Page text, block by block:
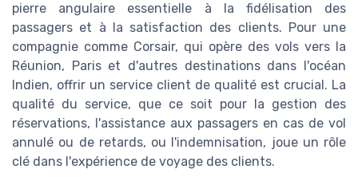
pierre angulaire essentielle à la fidélisation des
passagers et à la satisfaction des clients. Pour une
compagnie comme Corsair, qui opère des vols vers la
Réunion, Paris et d'autres destinations dans l'océan
Indien, offrir un service client de qualité est crucial. La
qualité du service, que ce soit pour la gestion des
réservations, l'assistance aux passagers en cas de vol
annulé ou de retards, ou l'indemnisation, joue un rôle
clé dans l'expérience de voyage des clients.